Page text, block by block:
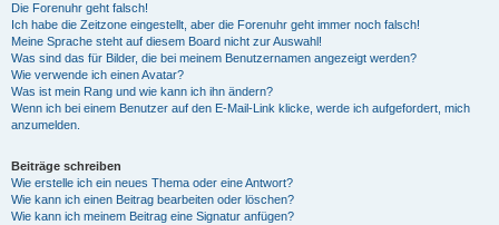
Die Forenuhr geht falsch!
Ich habe die Zeitzone eingestellt, aber die Forenuhr geht immer noch falsch!
Meine Sprache steht auf diesem Board nicht zur Auswahl!
Was sind das für Bilder, die bei meinem Benutzernamen angezeigt werden?
Wie verwende ich einen Avatar?
Was ist mein Rang und wie kann ich ihn ändern?
Wenn ich bei einem Benutzer auf den E-Mail-Link klicke, werde ich aufgefordert, mich
anzumelden.
Beiträge schreiben
Wie erstelle ich ein neues Thema oder eine Antwort?
Wie kann ich einen Beitrag bearbeiten oder löschen?
Wie kann ich meinem Beitrag eine Signatur anfügen?